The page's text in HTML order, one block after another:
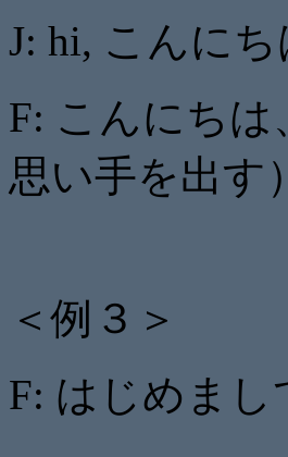
J: hi, こんにち
F: こんにち
思い手を出す）
＜例３＞
F: はじめま